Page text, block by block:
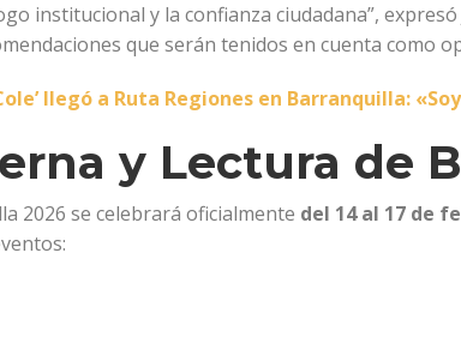
institucional y la confianza ciudadana”,
que serán tenidos en cuenta como
llegó a Ruta Regiones en Barranquilla:
y Lectura de
2026 se celebrará oficialmente del 14 al 17 de